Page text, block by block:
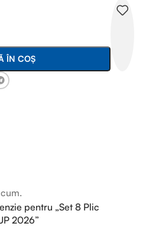
ÎN COȘ
pentru „Set 8 Plic
2026”